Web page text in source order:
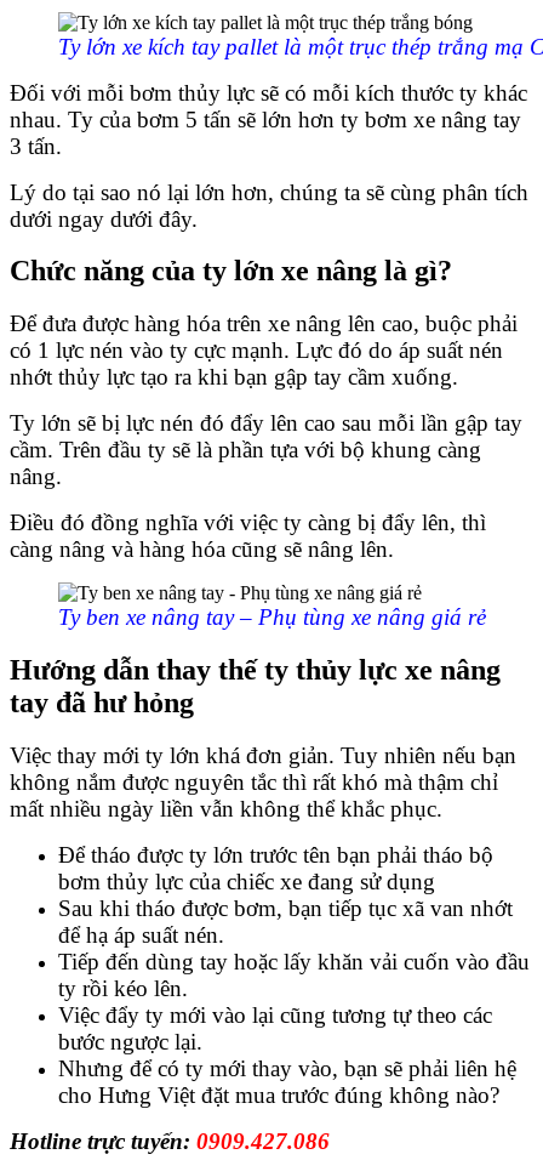
Ty lớn xe kích tay pallet là một trục thép trắng mạ
Đối với mỗi bơm thủy lực sẽ có mỗi kích thước ty khác
nhau. Ty của bơm 5 tấn sẽ lớn hơn ty bơm xe nâng tay
3 tấn.
Lý do tại sao nó lại lớn hơn, chúng ta sẽ cùng phân tích
dưới ngay dưới đây.
Chức năng của ty lớn xe nâng là gì?
Để đưa được hàng hóa trên xe nâng lên cao, buộc phải
có 1 lực nén vào ty cực mạnh. Lực đó do áp suất nén
nhớt thủy lực tạo ra khi bạn gập tay cầm xuống.
Ty lớn sẽ bị lực nén đó đẩy lên cao sau mỗi lần gập tay
cầm. Trên đầu ty sẽ là phần tựa với bộ khung càng
nâng.
Điều đó đồng nghĩa với việc ty càng bị đẩy lên, thì
càng nâng và hàng hóa cũng sẽ nâng lên.
Ty ben xe nâng tay – Phụ tùng xe nâng giá rẻ
Hướng dẫn thay thế ty thủy lực xe nâng
tay đã hư hỏng
Việc thay mới ty lớn khá đơn giản. Tuy nhiên nếu bạn
không nắm được nguyên tắc thì rất khó mà thậm chỉ
mất nhiều ngày liền vẫn không thể khắc phục.
Để tháo được ty lớn trước tên bạn phải tháo bộ
bơm thủy lực của chiếc xe đang sử dụng
Sau khi tháo được bơm, bạn tiếp tục xã van nhớt
để hạ áp suất nén.
Tiếp đến dùng tay hoặc lấy khăn vải cuốn vào đầu
ty rồi kéo lên.
Việc đẩy ty mới vào lại cũng tương tự theo các
bước ngược lại.
Nhưng để có ty mới thay vào, bạn sẽ phải liên hệ
cho Hưng Việt đặt mua trước đúng không nào?
Hotline trực tuyến: 0909.427.086